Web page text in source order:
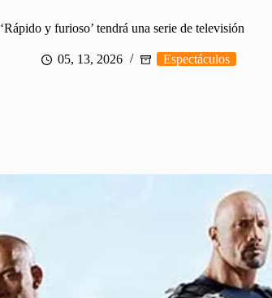
‘Rápido y furioso’ tendrá una serie de televisión
05, 13, 2026 Espectáculos